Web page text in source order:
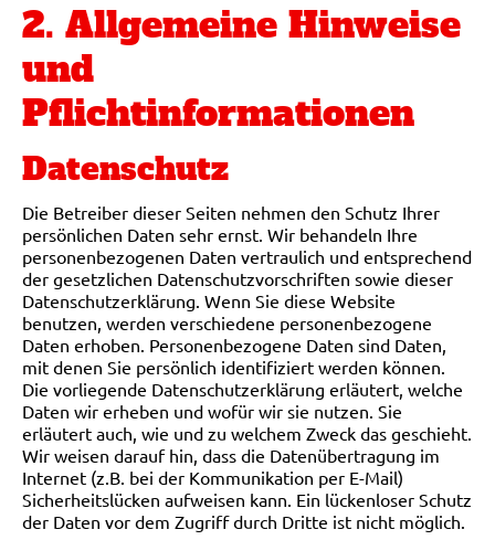
2. Allgemeine Hinweise
und
Pflichtinformationen
Datenschutz
Die Betreiber dieser Seiten nehmen den Schutz Ihrer
persönlichen Daten sehr ernst. Wir behandeln Ihre
personenbezogenen Daten vertraulich und entsprechend
der gesetzlichen Datenschutzvorschriften sowie dieser
Datenschutzerklärung. Wenn Sie diese Website
benutzen, werden verschiedene personenbezogene
Daten erhoben. Personenbezogene Daten sind Daten,
mit denen Sie persönlich identifiziert werden können.
Die vorliegende Datenschutzerklärung erläutert, welche
Daten wir erheben und wofür wir sie nutzen. Sie
erläutert auch, wie und zu welchem Zweck das geschieht.
Wir weisen darauf hin, dass die Datenübertragung im
Internet (z.B. bei der Kommunikation per E-Mail)
Sicherheitslücken aufweisen kann. Ein lückenloser Schutz
der Daten vor dem Zugriff durch Dritte ist nicht möglich.